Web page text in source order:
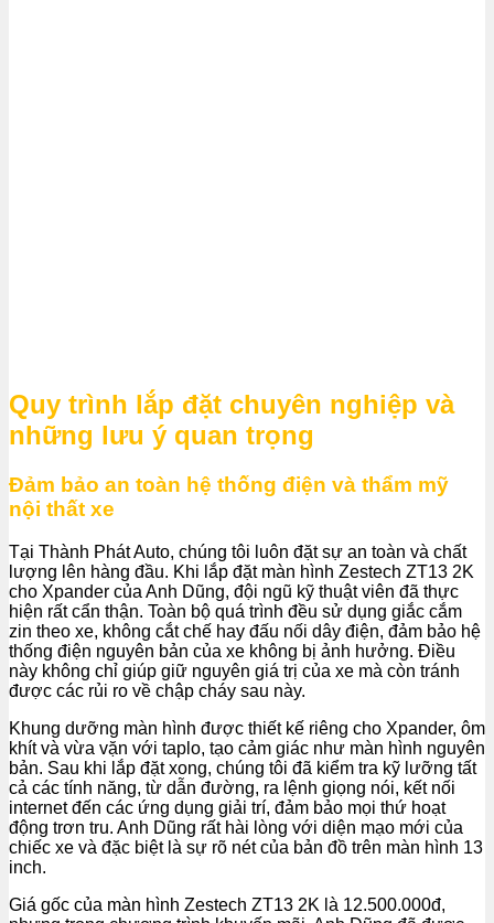
Quy trình lắp đặt chuyên nghiệp và
những lưu ý quan trọng
Đảm bảo an toàn hệ thống điện và thẩm mỹ
nội thất xe
Tại Thành Phát Auto, chúng tôi luôn đặt sự an toàn và chất
lượng lên hàng đầu. Khi lắp đặt màn hình Zestech ZT13 2K
cho Xpander của Anh Dũng, đội ngũ kỹ thuật viên đã thực
hiện rất cẩn thận. Toàn bộ quá trình đều sử dụng giắc cắm
zin theo xe, không cắt chế hay đấu nối dây điện, đảm bảo hệ
thống điện nguyên bản của xe không bị ảnh hưởng. Điều
này không chỉ giúp giữ nguyên giá trị của xe mà còn tránh
được các rủi ro về chập cháy sau này.
Khung dưỡng màn hình được thiết kế riêng cho Xpander, ôm
khít và vừa vặn với taplo, tạo cảm giác như màn hình nguyên
bản. Sau khi lắp đặt xong, chúng tôi đã kiểm tra kỹ lưỡng tất
cả các tính năng, từ dẫn đường, ra lệnh giọng nói, kết nối
internet đến các ứng dụng giải trí, đảm bảo mọi thứ hoạt
động trơn tru. Anh Dũng rất hài lòng với diện mạo mới của
chiếc xe và đặc biệt là sự rõ nét của bản đồ trên màn hình 13
inch.
Giá gốc của màn hình Zestech ZT13 2K là 12.500.000đ,